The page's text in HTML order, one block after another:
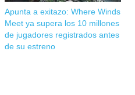
Apunta a exitazo: Where Winds
Meet ya supera los 10 millones
de jugadores registrados antes
de su estreno